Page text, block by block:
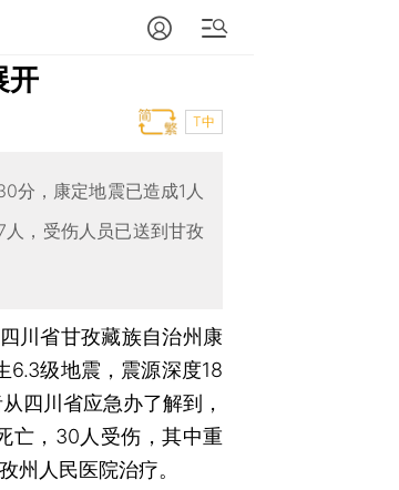
开
T中
分，康定地震已造成1人
，受伤人员已送到甘孜
省甘孜藏族自治州康
6.3级地震，震源深度18
四川省应急办了解到，
亡，30人受伤，其中重
州人民医院治疗。